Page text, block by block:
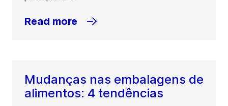
Read more
Mudanças nas embalagens de
alimentos: 4 tendências